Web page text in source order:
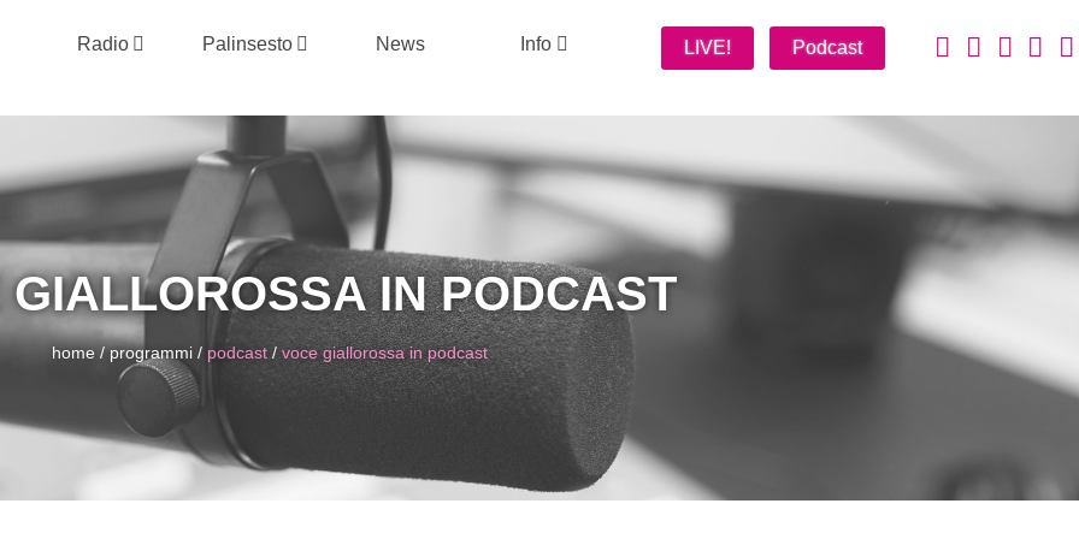
Radio Palinsesto News Info LIVE! Podcast
GIALLOROSSA IN PODCAST
home /programmi / podcast / voce giallorossa in podcast